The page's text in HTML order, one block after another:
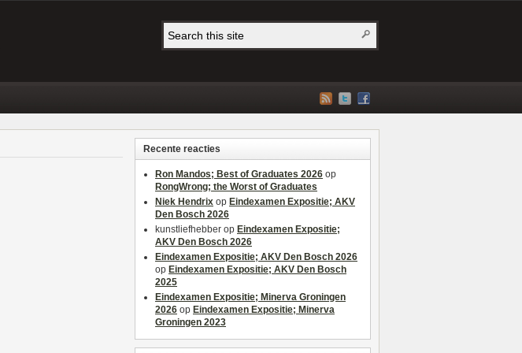
Recente reacties
Ron Mandos; Best of Graduates 2026 op
RongWrong; the Worst of Graduates
Niek Hendrix op Eindexamen Expositie; AKV
Den Bosch 2026
kunstliefhebber op Eindexamen Expositie;
AKV Den Bosch 2026
Eindexamen Expositie; AKV Den Bosch 2026
op Eindexamen Expositie; AKV Den Bosch
2025
Eindexamen Expositie; Minerva Groningen
2026 op Eindexamen Expositie; Minerva
Groningen 2023